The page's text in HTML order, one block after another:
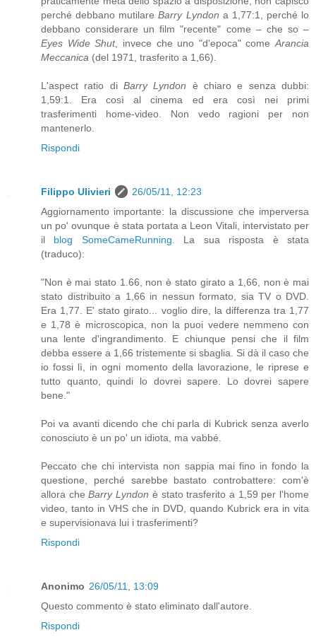
perché debbano mutilareBarry Lyndon a 1,77:1, perché lo
debbano considerare un film "recente" come – che so –
Eyes Wide Shut, invece che uno "d'epoca" come Arancia
Meccanica (del 1971, trasferito a 1,66).
L'aspect ratio di Barry Lyndon è chiaro e senza dubbi:
1,59:1. Era così al cinema ed era così nei primi
trasferimenti home-video. Non vedo ragioni per non
mantenerlo.
Rispondi
Filippo Ulivieri
26/05/11, 12:23
Aggiornamento importante: la discussione che imperversa
un po' ovunque è stata portata a Leon Vitali, intervistato per
il blog SomeCameRunning . La sua risposta è stata
(traduco):
"Non è mai stato 1.66, non è stato girato a 1,66, non è mai
stato distribuito a 1,66 in nessun formato, sia TV o DVD.
Era 1,77. E' stato girato... voglio dire, la differenza tra 1,77
e 1,78 è microscopica, non la puoi vedere nemmeno con
una lente d'ingrandimento. E chiunque pensi che il film
debba essere a 1,66 tristemente si sbaglia. Si dà il caso che
io fossi lì, in ogni momento della lavorazione, le riprese e
tutto quanto, quindi lo dovrei sapere. Lo dovrei sapere
bene."
Poi va avanti dicendo che chi parla di Kubrick senza averlo
conosciuto è un po' un idiota, ma vabbé.
Peccato che chi intervista non sappia mai fino in fondo la
questione, perché sarebbe bastato controbattere: com'è
allora cheBarry Lyndon è stato trasferito a 1,59 per l'home
video, tanto in VHS che in DVD, quando Kubrick era in vita
e supervisionava lui i trasferimenti?
Rispondi
Anonimo 26/05/11, 13:09
Questo commento è stato eliminato dall'autore.
Rispondi